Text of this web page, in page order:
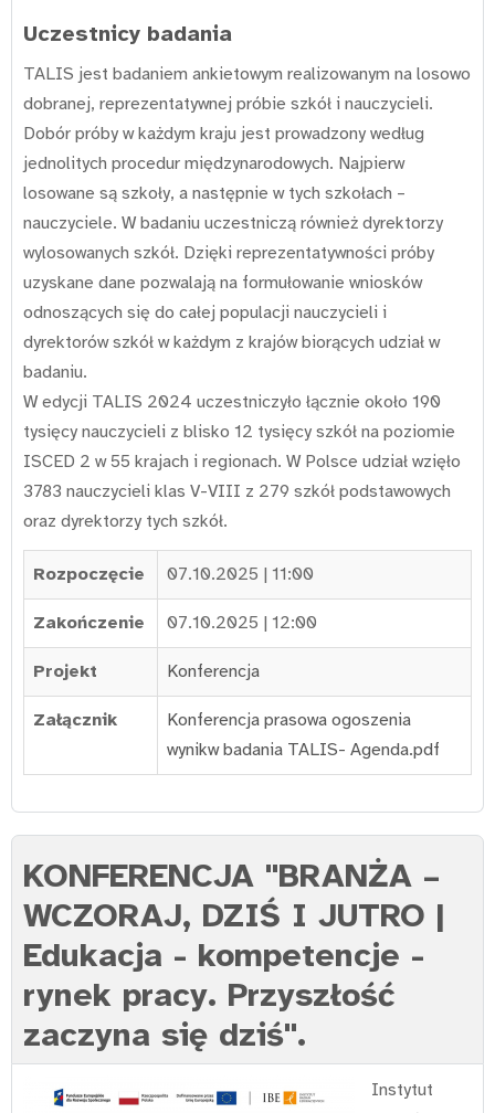
Uczestnicy badania
TALIS jest badaniem ankietowym realizowanym na losowo
dobranej, reprezentatywnej próbie szkół i nauczycieli.
Dobór próby w każdym kraju jest prowadzony według
jednolitych procedur międzynarodowych. Najpierw
losowane są szkoły, a następnie w tych szkołach –
nauczyciele. W badaniu uczestniczą również dyrektorzy
wylosowanych szkół. Dzięki reprezentatywności próby
uzyskane dane pozwalają na formułowanie wniosków
odnoszących się do całej populacji nauczycieli i
dyrektorów szkół w każdym z krajów biorących udział w
badaniu.
W edycji TALIS 2024 uczestniczyło łącznie około 190
tysięcy nauczycieli z blisko 12 tysięcy szkół na poziomie
ISCED 2 w 55 krajach i regionach. W Polsce udział wzięło
3783 nauczycieli klas V-VIII z 279 szkół podstawowych
oraz dyrektorzy tych szkół.
Rozpoczęcie 07.10.2025 | 11:00
Zakończenie 07.10.2025 | 12:00
Projekt Konferencja
Załącznik
Konferencja prasowa ogoszenia
wynikw badania TALIS- Agenda.pdf
KONFERENCJA "BRANŻA –
WCZORAJ, DZIŚ I JUTRO |
Edukacja - kompetencje -
rynek pracy. Przyszłość
zaczyna się dziś".
Instytut